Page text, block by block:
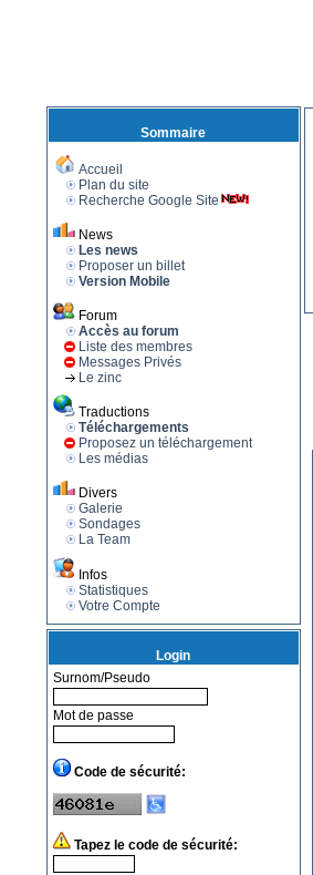
Sommaire
Accueil
Plan du site
Recherche Google Site
News
Les news
Proposer un billet
Version Mobile
Forum
Accès au forum
Liste des membres
Messages Privés
Le zinc
Traductions
Téléchargements
Proposez un téléchargement
Les médias
Divers
Galerie
Sondages
La Team
Infos
Statistiques
Votre Compte
Login
Surnom/Pseudo
Mot de passe
Code de sécurité:
Tapez le code de sécurité: